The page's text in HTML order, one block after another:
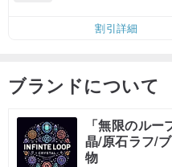
割引詳細
ブランドについて
「無限のル
晶/原石ラフ/
物